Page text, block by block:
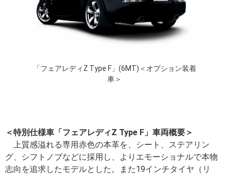
「フェアレディZ Type F」(6MT)＜オプション装着
車＞
＜特別仕様車「フェアレディZ Type F」車両概要＞
上質感溢れる専用赤色の本革を、シート、ステアリン
グ、シフトノブなどに採用し、よりエモーショナルで本物
志向を追求したモデルとした。また19インチタイヤ（リ